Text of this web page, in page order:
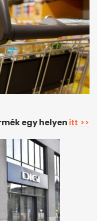
egy helyen itt >>